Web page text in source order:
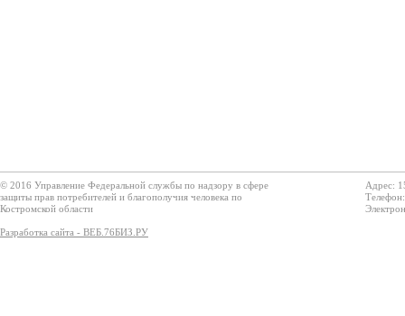
© 2016 Управление Федеральной службы по надзору в сфере
защиты прав потребителей и благополучия человека по
Костромской области
Разработка сайта - ВЕБ.76БИЗ.РУ
Адрес: